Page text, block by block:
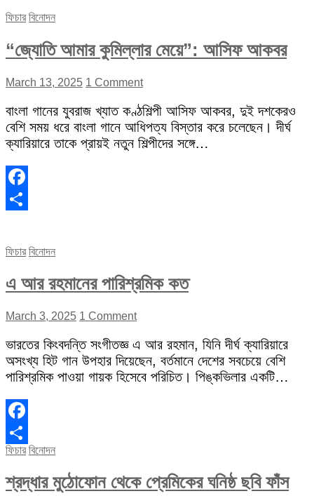
ফিচার বিনোদন
“জ্যোতি আমার কুমিল্লার মেয়ে”: আসিফ আকবর
March 13, 2025 1 Comment
বাংলা গানের যুবরাজ খ্যাত কণ্ঠশিল্পী আসিফ আকবর, দুই দশকেরও
বেশি সময় ধরে বাংলা গানে আধিপত্য বিস্তার করে চলেছেন। দীর্ঘ
ক্যারিয়ারে তাকে প্রায়ই নতুন শিল্পীদের সঙ্গে…
Facebook
ফিচার বিনোদন
এ আর রহমানের পারিশ্রমিক কত
March 3, 2025 1 Comment
ভারতের কিংবদন্তি সংগীতজ্ঞ এ আর রহমান, যিনি দীর্ঘ ক্যারিয়ারে
অসংখ্য হিট গান উপহার দিয়েছেন, বর্তমানে দেশের সবচেয়ে বেশি
পারিশ্রমিক পাওয়া গায়ক হিসেবে পরিচিত। পিঙ্কভিলার একটি…
Facebook
Share
ফিচার বিনোদন
শ্রদ্ধার মুঠোফোন থেকে প্রেমিকের ঘনিষ্ঠ ছবি ফাঁস